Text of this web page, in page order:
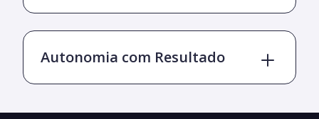
Autonomia com Resultado